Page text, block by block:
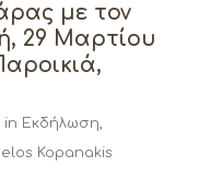
με τον
29 Μαρτίου
in Εκδήλωση,
Kopanakis